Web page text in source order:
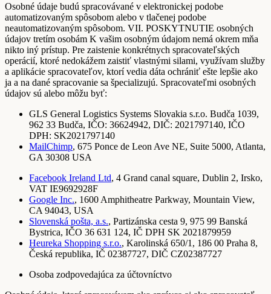
Osobné údaje budú spracovávané v elektronickej podobe
automatizovaným spôsobom alebo v tlačenej podobe
neautomatizovaným spôsobom. VII. POSKYTNUTIE osobných
údajov tretím osobám K vašim osobným údajom nemá okrem mňa
nikto iný prístup. Pre zaistenie konkrétnych spracovateľských
operácií, ktoré nedokážem zaistiť vlastnými silami, využívam služby
a aplikácie spracovateľov, ktorí vedia dáta ochrániť ešte lepšie ako
ja a na dané spracovanie sa špecializujú. Spracovateľmi osobných
údajov sú alebo môžu byť:
GLS General Logistics Systems Slovakia s.r.o. Budča 1039,
962 33 Budča, IČO: 36624942, DIČ: 2021797140, IČO
DPH: SK2021797140
MailChimp, 675 Ponce de Leon Ave NE, Suite 5000, Atlanta,
GA 30308 USA
Facebook Ireland Ltd, 4 Grand canal square, Dublin 2, Irsko,
VAT IE9692928F
Google Inc., 1600 Amphitheatre Parkway, Mountain View,
CA 94043, USA
Slovenská pošta, a.s., Partizánska cesta 9, 975 99 Banská
Bystrica, IČO 36 631 124, IČ DPH SK 2021879959
Heureka Shopping s.r.o., Karolinská 650/1, 186 00 Praha 8,
Česká republika, IČ 02387727, DIČ CZ02387727
Osoba zodpovedajúca za účtovníctvo